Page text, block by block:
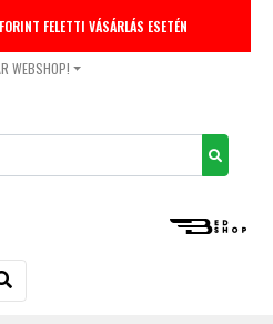
LEGGINGS-EKRE.
LEGGINGS20
WEBSHOP!